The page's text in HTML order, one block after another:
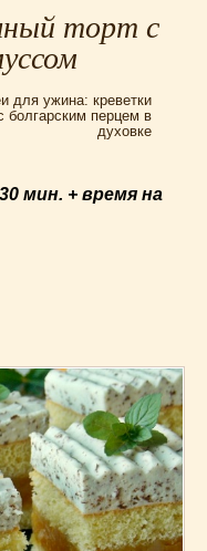
торт с
для ужина: креветки
болгарским перцем в
духовке
мин. + время на